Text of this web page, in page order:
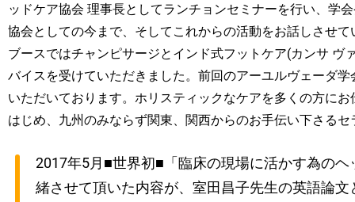
ッドケア協会 理事長としてランチョンセミナーを行い、学
協会としての今まで、そしてこれからの活動をお話しさせて
ブースではチャンピサージとインド式フットケア(カンサ ヴ
バイスを受けていただきました。前回のアーユルヴェーダ
いただいております。ホリスティックなケアを多くの方に
はじめ、九州のみならず関東、関西からのお手伝い下さる
2017年5月■世界初■「臨床の現場に活かす為の
緒させて頂いた内容が、室田昌子先生の英語論